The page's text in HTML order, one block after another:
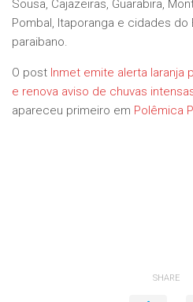
Sousa, Cajazeiras, Guarabira,
Pombal, Itaporanga e cidades do
paraibano.
O post Inmet emite alerta laranja
e renova aviso de chuvas
apareceu primeiro em Polêmica
SHARE